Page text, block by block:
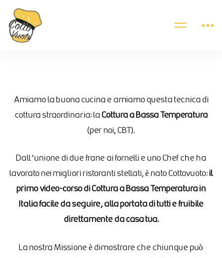
Amiamo la buona cucina e amiamo questa tecnica di
cottura straordinaria: la Cottura a Bassa Temperatura
(per noi, CBT).
Dall’unione di due frane ai fornelli e uno Chef che ha
lavorato nei migliori ristoranti stellati, è nato Cottovuoto:il
primo video-corso di Cottura a Bassa Temperatura in
Italia facile da seguire, alla portata di tutti e fruibile
direttamente da casa tua.
La nostra Missione è dimostrare che chiunque può